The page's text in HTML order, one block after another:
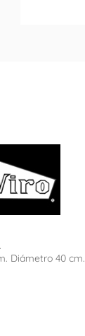
Diámetro 40 cm.